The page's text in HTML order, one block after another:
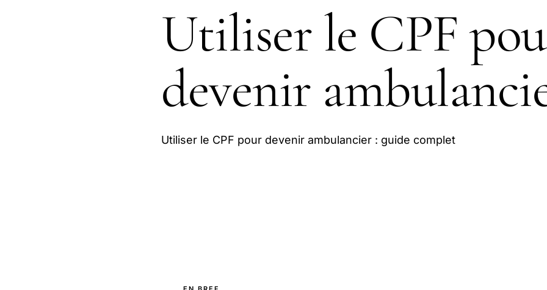
Utiliser le CPF
devenir
Utiliser le CPF pour devenir ambulancier : guide complet